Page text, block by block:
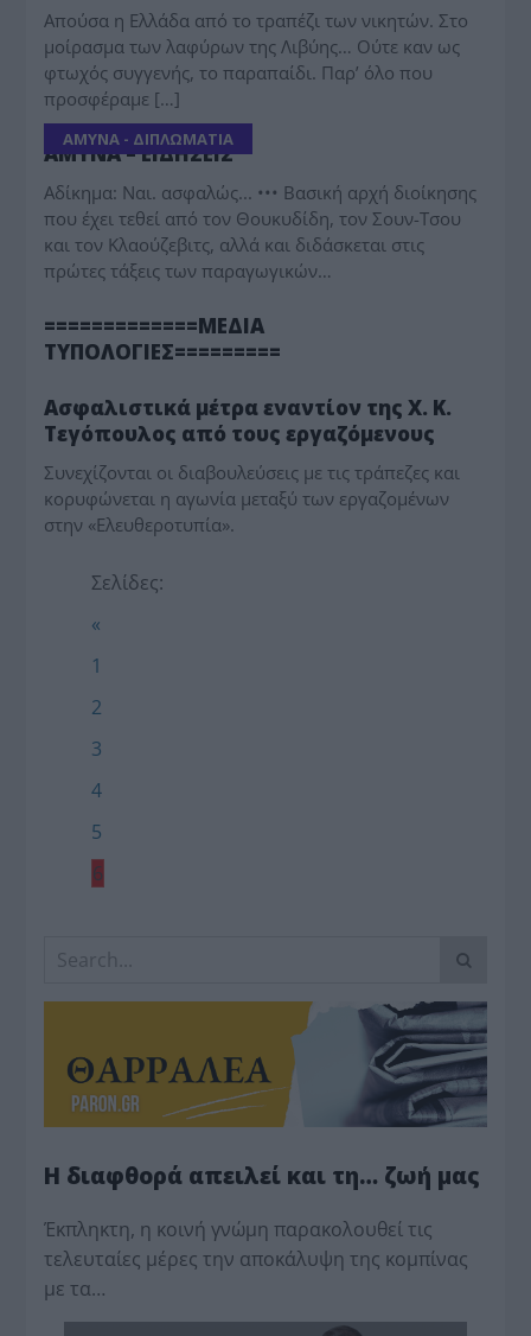
Απούσα η Ελλάδα από το τραπέζι των νικητών. Στο
μοίρασμα των λαφύρων της Λιβύης… Ούτε καν ως
φτωχός συγγενής, το παραπαίδι. Παρ’ όλο που
προσφέραμε […]
ΑΜΥΝΑ - ΔΙΠΛΩΜΑΤΙΑ
ΑΜΥΝΑ – ΕΙΔHΣΕΙΣ
Αδίκημα: Ναι. ασφαλώς... ••• Βασική αρχή διοίκησης
που έχει τεθεί από τον Θουκυδίδη, τον Σουν-Τσου
και τον Κλαούζεβιτς, αλλά και διδάσκεται στις
πρώτες τάξεις των παραγωγικών…
=============ΜΕΔΙΑ
ΤΥΠΟΛΟΓΙΕΣ=========
Ασφαλιστικά μέτρα εναντίον της Χ. Κ.
Τεγόπουλος από τους εργαζόμενους
Συνεχίζονται οι διαβουλεύσεις με τις τράπεζες και
κορυφώνεται η αγωνία μεταξύ των εργαζομένων
στην «Ελευθεροτυπία».
Σελίδες:
«
1
2
3
4
5
6
Η διαφθορά απειλεί και τη… ζωή μας
Έκπληκτη, η κοινή γνώμη παρακολουθεί τις
τελευταίες μέρες την αποκάλυψη της κο­μπίνας
με τα…